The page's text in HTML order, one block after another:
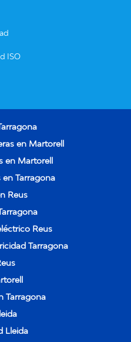
ISO
en Martorell
en Martorell
en Tarragona
Reus
Reus
Tarragona
Tarragona
Lleida